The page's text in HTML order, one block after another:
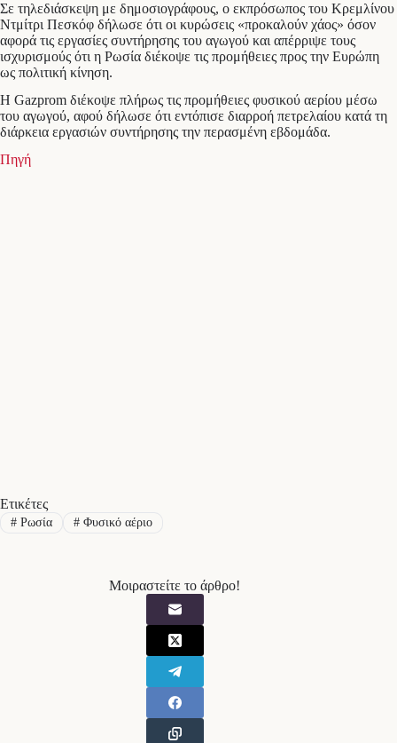
Σε τηλεδιάσκεψη με δημοσιογράφους, ο εκπρόσωπος του Κρεμλίνου
Ντμίτρι Πεσκόφ δήλωσε ότι οι κυρώσεις «προκαλούν χάος» όσον
αφορά τις εργασίες συντήρησης του αγωγού και απέρριψε τους
ισχυρισμούς ότι η Ρωσία διέκοψε τις προμήθειες προς την Ευρώπη
ως πολιτική κίνηση.
Η Gazprom διέκοψε πλήρως τις προμήθειες φυσικού αερίου μέσω
του αγωγού, αφού δήλωσε ότι εντόπισε διαρροή πετρελαίου κατά τη
διάρκεια εργασιών συντήρησης την περασμένη εβδομάδα.
Πηγή
Ετικέτες
#Ρωσία #Φυσικό αέριο
Μοιραστείτε το άρθρο!